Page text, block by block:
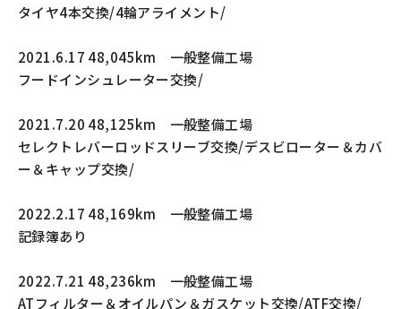
タイヤ4本交換/4輪アライメント/
2021.6.17 48,045km 一般整備工場
フードインシュレーター交換/
2021.7.20 48,125km 一般整備工場
セレクトレバーロッドスリーブ交換/デスビローター＆カバ
ー＆キャップ交換/
2022.2.17 48,169km 一般整備工場
記録簿あり
2022.7.21 48,236km 一般整備工場
ATフィルター＆オイルパン＆ガスケット交換/ATF交換/